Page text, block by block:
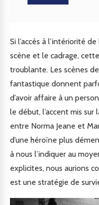
Si l’accès à l’intériorité
scène et le cadrage,
troublante. Les scènes
fantastique donnent
d’avoir affaire à un
le début, l’accent mis
entre Norma Jeane et
d’une héroïne plus
à nous l’indiquer au
explicites, nous aurions
est une stratégie de